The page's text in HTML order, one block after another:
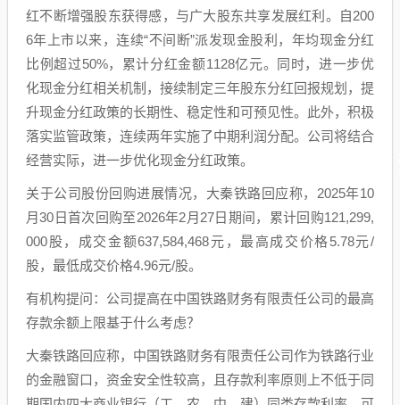
红不断增强股东获得感，与广大股东共享发展红利。自200
6年上市以来，连续“不间断”派发现金股利，年均现金分红
比例超过50%，累计分红金额1128亿元。同时，进一步优
化现金分红相关机制，接续制定三年股东分红回报规划，提
升现金分红政策的长期性、稳定性和可预见性。此外，积极
落实监管政策，连续两年实施了中期利润分配。公司将结合
经营实际，进一步优化现金分红政策。
关于公司股份回购进展情况，大秦铁路回应称，2025年10
月30日首次回购至2026年2月27日期间，累计回购121,299,
000股，成交金额637,584,468元，最高成交价格5.78元/
股，最低成交价格4.96元/股。
有机构提问：公司提高在中国铁路财务有限责任公司的最高
存款余额上限基于什么考虑？
大秦铁路回应称，中国铁路财务有限责任公司作为铁路行业
的金融窗口，资金安全性较高，且存款利率原则上不低于同